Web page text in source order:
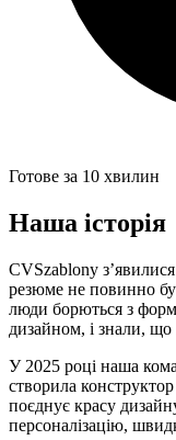
Готове за 10 хвилин
Наша історія
CVSzablony
резюме не повинно
люди борються з
дизайном, і знали,
У 2025 році наша
створила
поєднує красу
персоналізацію,